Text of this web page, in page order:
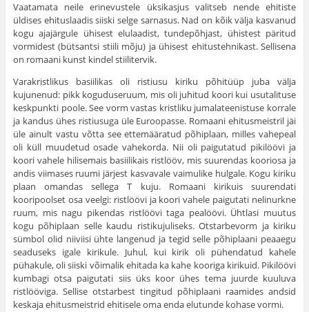
Vaatamata neile erinevustele üksikasjus valitseb nende ehitiste
üldises ehituslaadis siiski selge sarna­sus. Nad on kõik välja kasvanud
kogu ajajärgule ühisest elulaadist, tundepõhjast, ühistest päritud
vor­midest (bütsantsi stiili mõju) ja ühisest ehitustehni­kast. Sellisena
on romaani kunst kindel stiilitervik.
Varakristlikus basiilikas oli ristiusu kiriku põhi­tüüp juba välja
kujunenud: pikk koguduseruum, mis oli juhitud koori kui usutalituse
keskpunkti poole. See vorm vastas kristliku jumalateenistuse korrale
ja kandus ühes ristiusuga üle Euroopasse. Romaani ehitusmeistril jäi
üle ainult vastu võtta see ettemää­ratud põhiplaan, milles vahepeal
oli küll muudetud osade vahekorda. Nii oli paigutatud pikilöövi ja
koori vahele hilisemais basiilikais ristlööv, mis suurendas kooriosa ja
andis viimases ruumi järjest kasvavale vaimulike hulgale. Kogu kiriku
plaan omandas sellega T kuju. Romaani kirikuis suurendati
kooripoolset osa veelgi: ristlöövi ja koori vahele paigutati nelinurkne
ruum, mis nagu pikendas ristlöövi taga pealöövi. Ühtlasi muutus
kogu põhiplaan selle kaudu ristikujuliseks. Otstarbevorm ja kiriku
sümbol olid niiviisi ühte langenud ja tegid selle põhiplaani pea­aegu
seaduseks igale kirikule. Juhul, kui kirik oli pühendatud kahele
pühakule, oli siiski võimalik ehi­tada ka kahe kooriga kirikuid. Pikilöövi
kumbagi otsa paigutati siis üks koor ühes tema juurde kuuluva
ristlööviga. Sellise otstarbest tingitud põhiplaani raamides andsid
keskaja ehitusmeistrid ehitisele oma enda elutunde kohase vormi.